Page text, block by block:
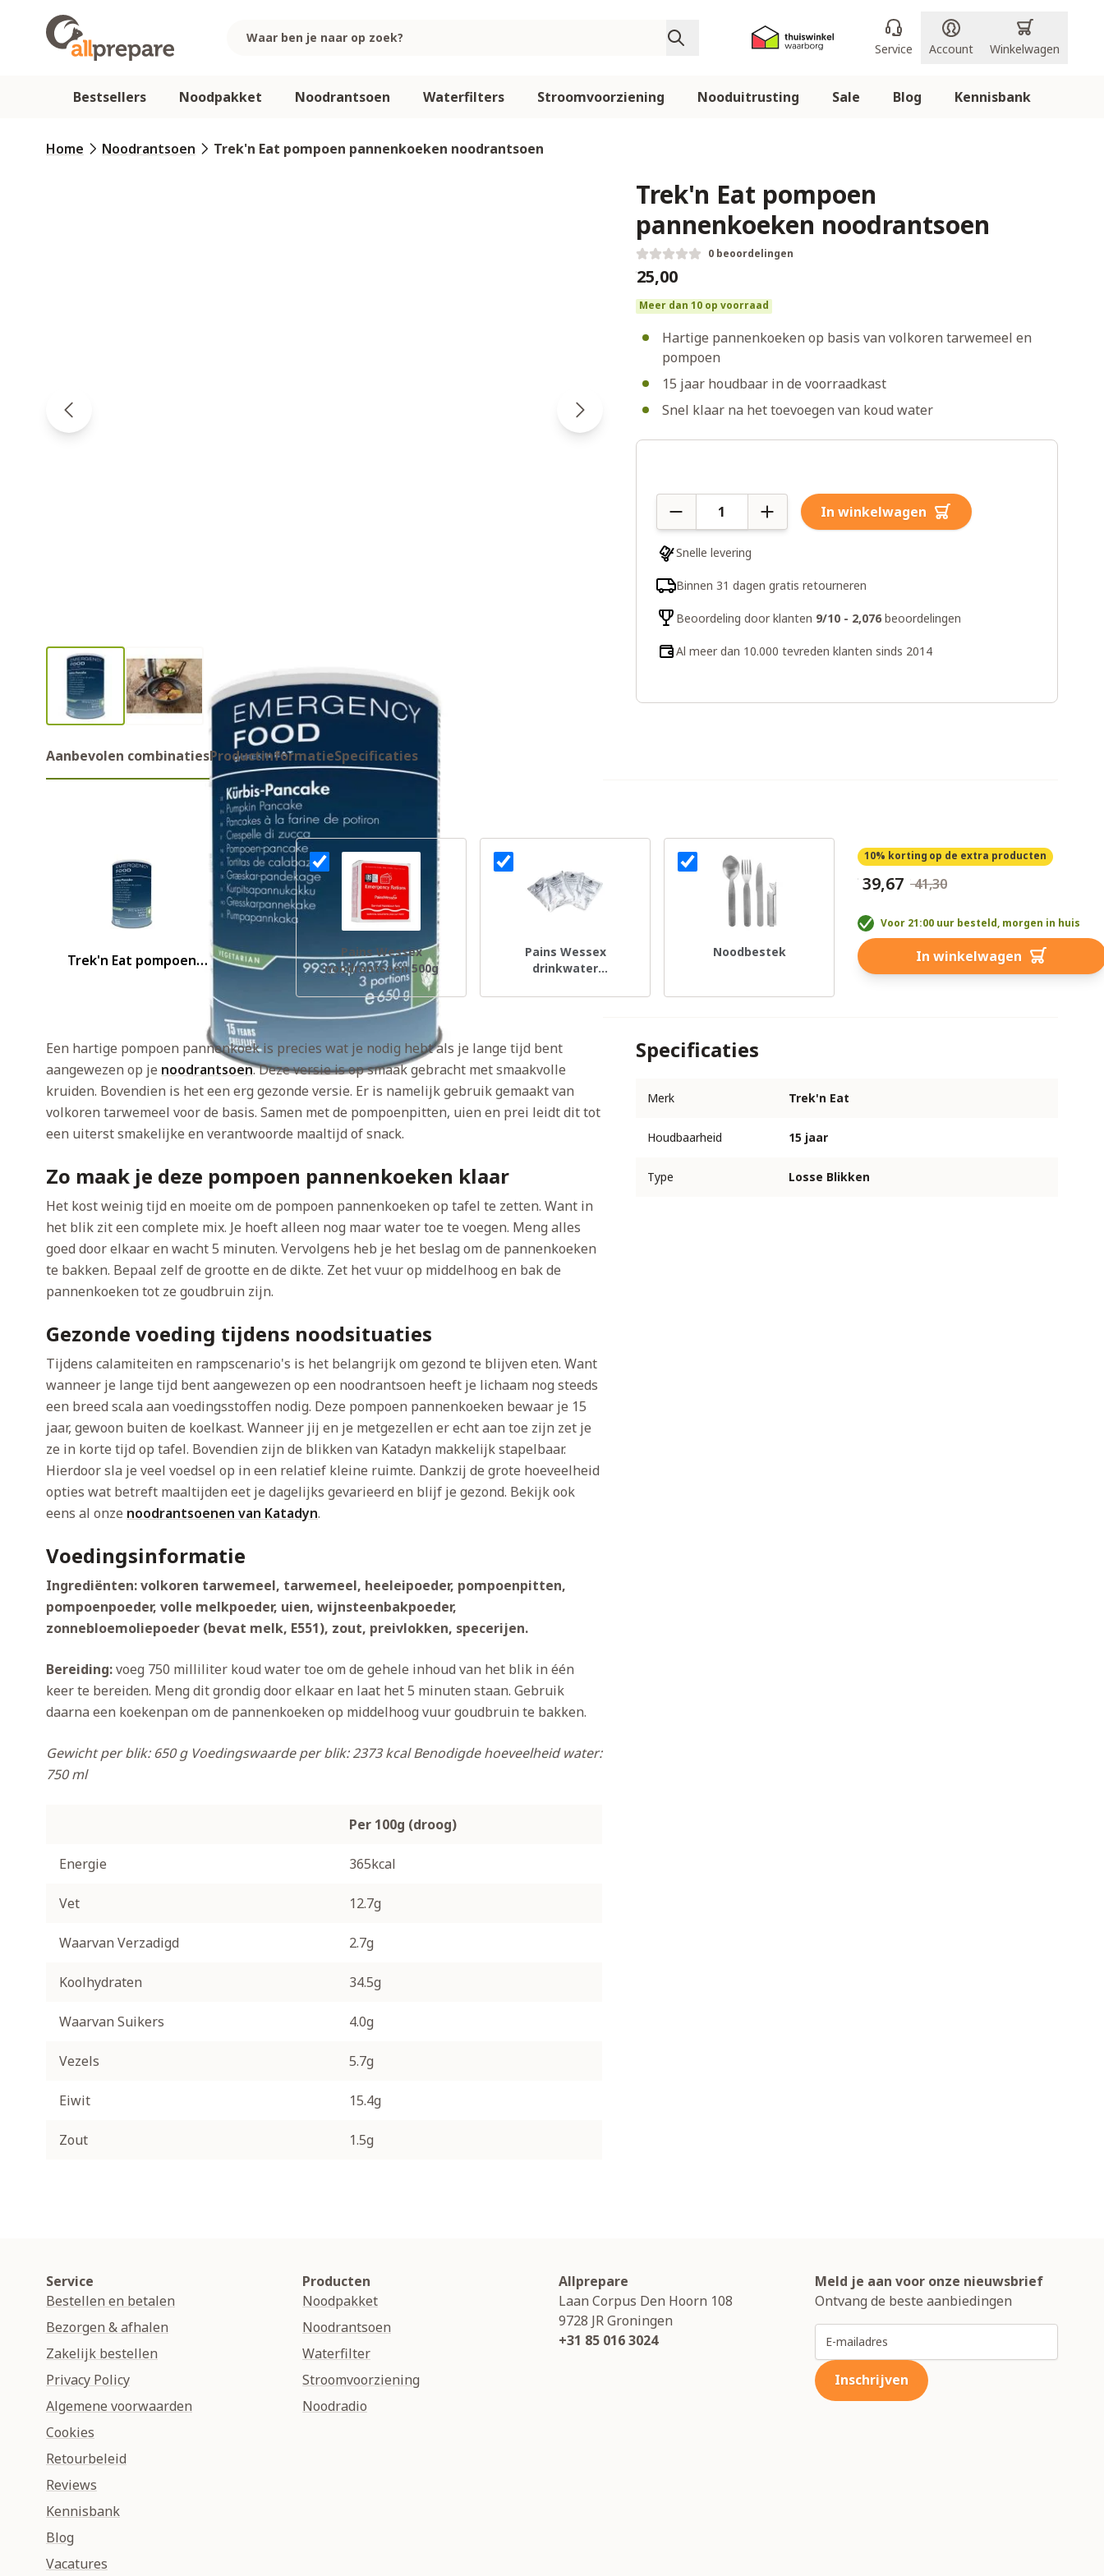
Bestsellers Noodpakket Noodrantsoen Waterfilters Stroomvoorziening Nooduitrusting Sale Blog Kennisbank
Service Account Winkelwagen
Home Noodrantsoen Trek'n Eat pompoen pannenkoeken noodrantsoen
Trek'n Eat pompoen
pannenkoeken noodrantsoen
0 beoordelingen
€25,00
Meer dan 10 op voorraad
Hartige pannenkoeken op basis van volkoren tarwemeel en
pompoen
15 jaar houdbaar in de voorraadkast
Snel klaar na het toevoegen van koud water
In winkelwagen
Snelle levering
Binnen 31 dagen gratis retourneren
Beoordeling door klanten 9/10 - 2,076beoordelingen
Al meer dan 10.000 tevreden klanten sinds 2014
Aanbevolen combinatiesProductinformatieSpecificaties
Aanbevolen combinaties
Trek'n Eat pompoen
Pains Wessex
noodrantsoen 500g
Pains Wessex
drinkwater
Noodbestek
10% korting op de extra producten
€ 39,67€ 41,30
Voor 21:00 uur besteld, morgen in huis
In winkelwagen
Een hartige pompoen pannenkoek is precies wat je nodig hebt als je lange tijd bent
aangewezen op je noodrantsoen. Deze versie is op smaak gebracht met smaakvolle
kruiden. Bovendien is het een erg gezonde versie. Er is namelijk gebruik gemaakt van
volkoren tarwemeel voor de basis. Samen met de pompoenpitten, uien en prei leidt dit tot
een uiterst smakelijke en verantwoorde maaltijd of snack.
Zo maak je deze pompoen pannenkoeken klaar
Het kost weinig tijd en moeite om de pompoen pannenkoeken op tafel te zetten. Want in
het blik zit een complete mix. Je hoeft alleen nog maar water toe te voegen. Meng alles
goed door elkaar en wacht 5 minuten. Vervolgens heb je het beslag om de pannenkoeken
te bakken. Bepaal zelf de grootte en de dikte. Zet het vuur op middelhoog en bak de
pannenkoeken tot ze goudbruin zijn.
Gezonde voeding tijdens noodsituaties
Tijdens calamiteiten en rampscenario's is het belangrijk om gezond te blijven eten. Want
wanneer je lange tijd bent aangewezen op een noodrantsoen heeft je lichaam nog steeds
een breed scala aan voedingsstoffen nodig. Deze pompoen pannenkoeken bewaar je 15
jaar, gewoon buiten de koelkast. Wanneer jij en je metgezellen er echt aan toe zijn zet je
ze in korte tijd op tafel. Bovendien zijn de blikken van Katadyn makkelijk stapelbaar.
Hierdoor sla je veel voedsel op in een relatief kleine ruimte. Dankzij de grote hoeveelheid
opties wat betreft maaltijden eet je dagelijks gevarieerd en blijf je gezond. Bekijk ook
eens al onze noodrantsoenen van Katadyn.
Voedingsinformatie
Ingrediënten: volkoren tarwemeel, tarwemeel, heeleipoeder, pompoenpitten,
pompoenpoeder, volle melkpoeder, uien, wijnsteenbakpoeder,
zonnebloemoliepoeder (bevat melk, E551), zout, preivlokken, specerijen.
Bereiding:voeg 750 milliliter koud water toe om de gehele inhoud van het blik in één
keer te bereiden. Meng dit grondig door elkaar en laat het 5 minuten staan. Gebruik
daarna een koekenpan om de pannenkoeken op middelhoog vuur goudbruin te bakken.
Gewicht per blik: 650 gVoedingswaarde per blik: 2373 kcalBenodigde hoeveelheid water:
750 ml
Per 100g (droog)
Energie 365kcal
Vet 12.7g
Waarvan Verzadigd 2.7g
Koolhydraten 34.5g
Waarvan Suikers 4.0g
Vezels 5.7g
Eiwit 15.4g
Zout 1.5g
Specificaties
Merk Trek'n Eat
Houdbaarheid 15 jaar
Type Losse Blikken
Service
Bestellen en betalen
Bezorgen & afhalen
Zakelijk bestellen
Privacy Policy
Algemene voorwaarden
Cookies
Retourbeleid
Reviews
Kennisbank
Blog
Vacatures
Producten
Noodpakket
Noodrantsoen
Waterfilter
Stroomvoorziening
Noodradio
Allprepare
Laan Corpus Den Hoorn 108
9728 JRGroningen
+31 85 016 3024
Meld je aan voor onze nieuwsbrief
Ontvang de beste aanbiedingen
E-mailadres
Inschrijven